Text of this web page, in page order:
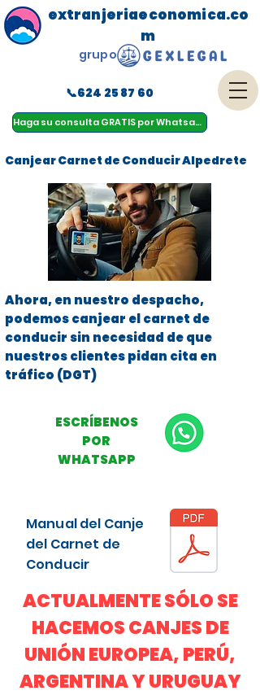
Haga su consulta GRATIS por Whatsapp
menu
extranjeriaeconomica.co
m
📞624 25 87 60
grupo
Canjear Carnet de Conducir Alpedrete
Ahora, en nuestro despacho,
podemos canjear el carnet de
conducir sin necesidad de que
nuestros clientes pidan cita en
tráfico (DGT)
ESCRÍBENOS
POR
WHATSAPP
Manual del Canje
del Carnet de
Conducir
ACTUALMENTE SÓLO SE
HACEMOS CANJES DE
UNIÓN EUROPEA, PERÚ,
ARGENTINA Y URUGUAY